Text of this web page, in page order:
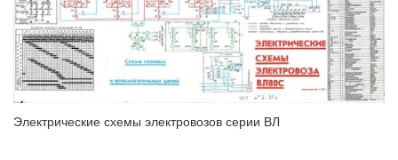
Электрические схемы электровозов серии ВЛ